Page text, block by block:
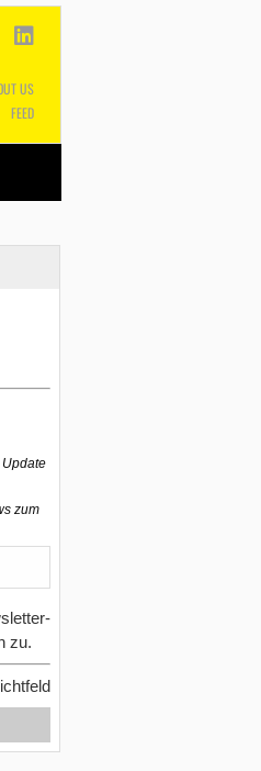
US
FEED
zum
zu.